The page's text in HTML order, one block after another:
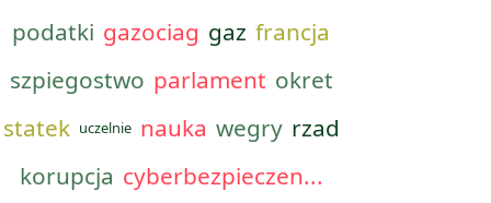
podatki gazociag gaz francja
szpiegostwo parlament okret
statek uczelnie nauka wegry rzad
korupcja cyberbezpieczen...